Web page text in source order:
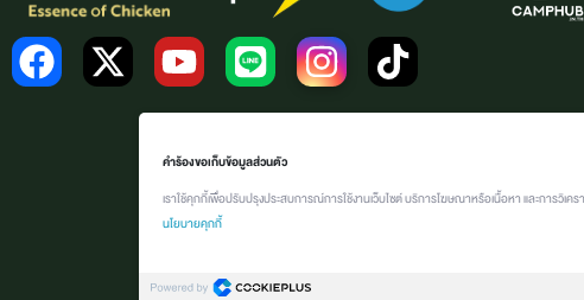
คำร้องขอเก็บข้อมูลส่วนตัว
เราใช้คุกกี้เพื่อปรับปรุงประสบการณ์การใช้งานเว็บไซต์ บริการโฆษณาหรือเนื้อหา และการวิ
นโยบายคุกกี้